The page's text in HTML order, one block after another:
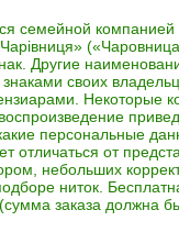
семейной компанией
Другие
своих
Некоторые
персональные
отличаться от
небольших
ниток.
заказа должна